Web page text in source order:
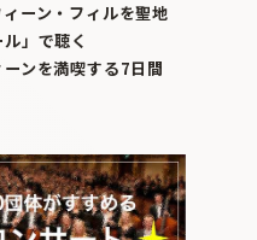
ーン・フィルを聖地
ル」で聴く
ンを満喫する7日間